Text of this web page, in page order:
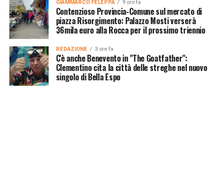
GIAMMARCO FELEPPA 9 ore fa
Contenzioso Provincia-Comune sul mercato di
piazza Risorgimento: Palazzo Mosti verserà
36mila euro alla Rocca per il prossimo triennio
REDAZIONE 3 ore fa
C'è anche Benevento in "The Goatfather":
Clementino cita la città delle streghe nel nuovo
singolo di Bella Espo